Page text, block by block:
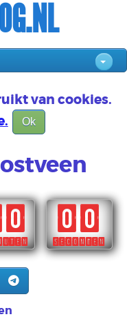
van cookies.
Ok
00
SECONDEN